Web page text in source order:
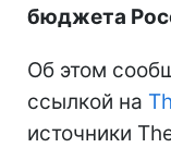
бюджета
Об этом
ссылкой на
источники